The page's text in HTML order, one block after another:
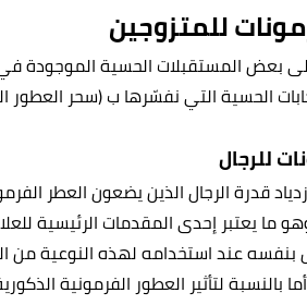
للمتزوجين
بعض المستقبلات الحسية الموجودة في
الحسية التي نفسّرها ب (سحر العطور
للرجال
قدرة الرجال الذين يضعون العطر
ما يعتبر إحدى المقدمات الرئيسية
بنفسه عند استخدامه لهذه النوعية
بالنسبة لتأثير العطور الفرمونية